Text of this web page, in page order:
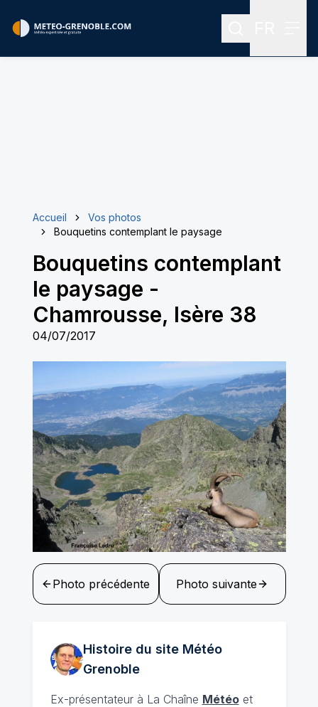
Rechercher
Accueil
Vos photos
Bouquetins contemplant le paysage
Bouquetins contemplant
le paysage -
Chamrousse, Isère 38
04/07/2017
Photo précédente Photo suivante
Histoire du site Météo
Grenoble
Ex-présentateur à La Chaîne Météoet